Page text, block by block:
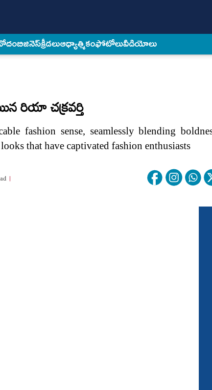
బిజినెస్క్రీడలుఆధ్యాత్మికంఫోటోలువీడియోలు
రియా చక్రవర్తి
fashion sense, seamlessly blending
that have captivated fashion enthusiasts